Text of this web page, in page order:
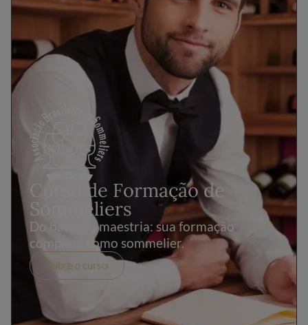
Curso de Formação de
Sommeliers
Do básico à maestria: sua formação
completa como sommelier.
Sobre o curso